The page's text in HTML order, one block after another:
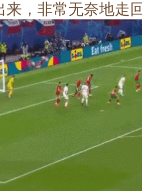
来，非常无奈地走